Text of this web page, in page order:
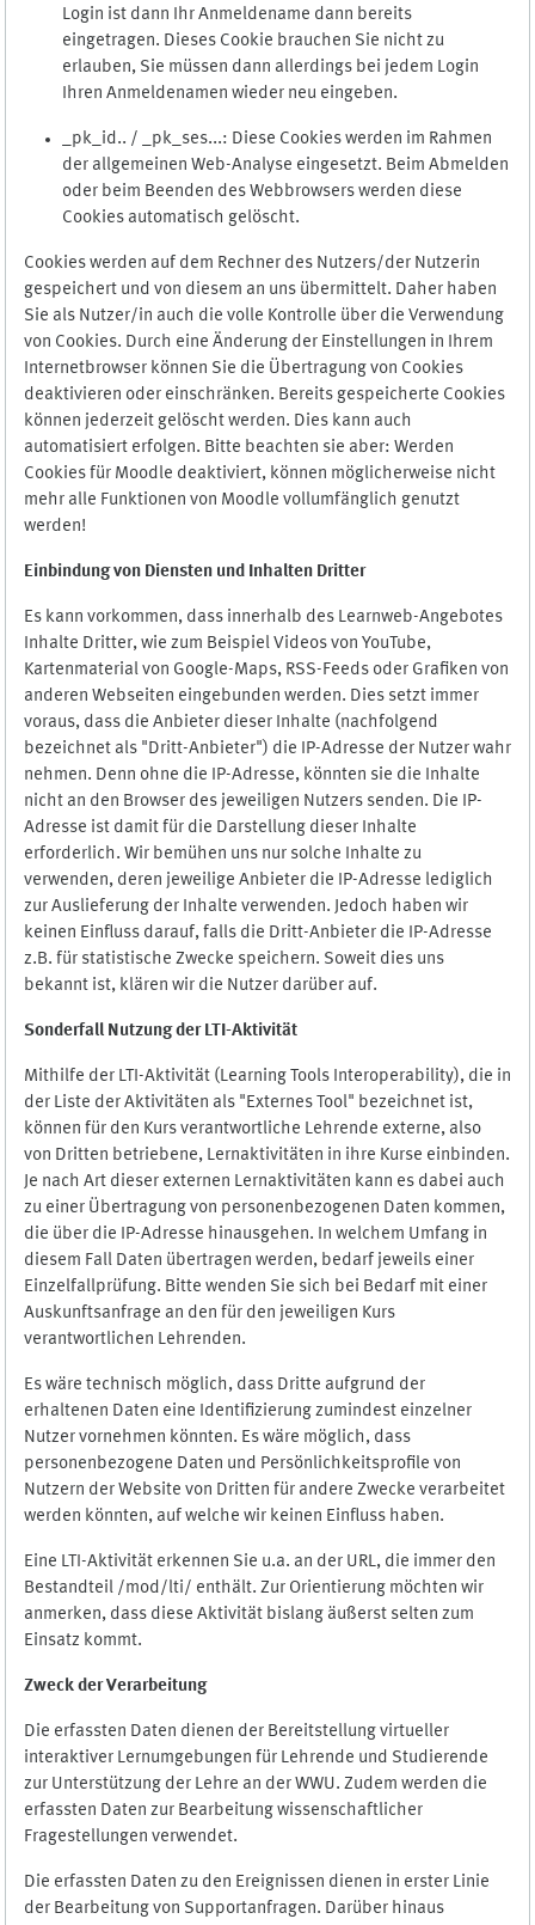
Login ist dann Ihr Anmeldename dann bereits
eingetragen. Dieses Cookie brauchen Sie nicht zu
erlauben, Sie müssen dann allerdings bei jedem Login
Ihren Anmeldenamen wieder neu eingeben.
_pk_id.. / _pk_ses...: Diese Cookies werden im Rahmen
der allgemeinen Web-Analyse eingesetzt. Beim Abmelden
oder beim Beenden des Webbrowsers werden diese
Cookies automatisch gelöscht.
Cookies werden auf dem Rechner des Nutzers/der Nutzerin
gespeichert und von diesem an uns übermittelt. Daher haben
Sie als Nutzer/in auch die volle Kontrolle über die Verwendung
von Cookies. Durch eine Änderung der Einstellungen in Ihrem
Internetbrowser können Sie die Übertragung von Cookies
deaktivieren oder einschränken. Bereits gespeicherte Cookies
können jederzeit gelöscht werden. Dies kann auch
automatisiert erfolgen. Bitte beachten sie aber: Werden
Cookies für Moodle deaktiviert, können möglicherweise nicht
mehr alle Funktionen von Moodle vollumfänglich genutzt
werden!
Einbindung von Diensten und Inhalten Dritter
Es kann vorkommen, dass innerhalb des Learnweb-Angebotes
Inhalte Dritter, wie zum Beispiel Videos von YouTube,
Kartenmaterial von Google-Maps, RSS-Feeds oder Grafiken von
anderen Webseiten eingebunden werden. Dies setzt immer
voraus, dass die Anbieter dieser Inhalte (nachfolgend
bezeichnet als "Dritt-Anbieter") die IP-Adresse der Nutzer wahr
nehmen. Denn ohne die IP-Adresse, könnten sie die Inhalte
nicht an den Browser des jeweiligen Nutzers senden. Die IP-
Adresse ist damit für die Darstellung dieser Inhalte
erforderlich. Wir bemühen uns nur solche Inhalte zu
verwenden, deren jeweilige Anbieter die IP-Adresse lediglich
zur Auslieferung der Inhalte verwenden. Jedoch haben wir
keinen Einfluss darauf, falls die Dritt-Anbieter die IP-Adresse
z.B. für statistische Zwecke speichern. Soweit dies uns
bekannt ist, klären wir die Nutzer darüber auf.
Sonderfall Nutzung der LTI-Aktivität
Mithilfe der LTI-Aktivität (Learning Tools Interoperability), die in
der Liste der Aktivitäten als "Externes Tool" bezeichnet ist,
können für den Kurs verantwortliche Lehrende externe, also
von Dritten betriebene, Lernaktivitäten in ihre Kurse einbinden.
Je nach Art dieser externen Lernaktivitäten kann es dabei auch
zu einer Übertragung von personenbezogenen Daten kommen,
die über die IP-Adresse hinausgehen. In welchem Umfang in
diesem Fall Daten übertragen werden, bedarf jeweils einer
Einzelfallprüfung. Bitte wenden Sie sich bei Bedarf mit einer
Auskunftsanfrage an den für den jeweiligen Kurs
verantwortlichen Lehrenden.
Es wäre technisch möglich, dass Dritte aufgrund der
erhaltenen Daten eine Identifizierung zumindest einzelner
Nutzer vornehmen könnten. Es wäre möglich, dass
personenbezogene Daten und Persönlichkeitsprofile von
Nutzern der Website von Dritten für andere Zwecke verarbeitet
werden könnten, auf welche wir keinen Einfluss haben.
Eine LTI-Aktivität erkennen Sie u.a. an der URL, die immer den
Bestandteil /mod/lti/ enthält. Zur Orientierung möchten wir
anmerken, dass diese Aktivität bislang äußerst selten zum
Einsatz kommt.
Zweck der Verarbeitung
Die erfassten Daten dienen der Bereitstellung virtueller
interaktiver Lernumgebungen für Lehrende und Studierende
zur Unterstützung der Lehre an der WWU. Zudem werden die
erfassten Daten zur Bearbeitung wissenschaftlicher
Fragestellungen verwendet.
Die erfassten Daten zu den Ereignissen dienen in erster Linie
der Bearbeitung von Supportanfragen. Darüber hinaus